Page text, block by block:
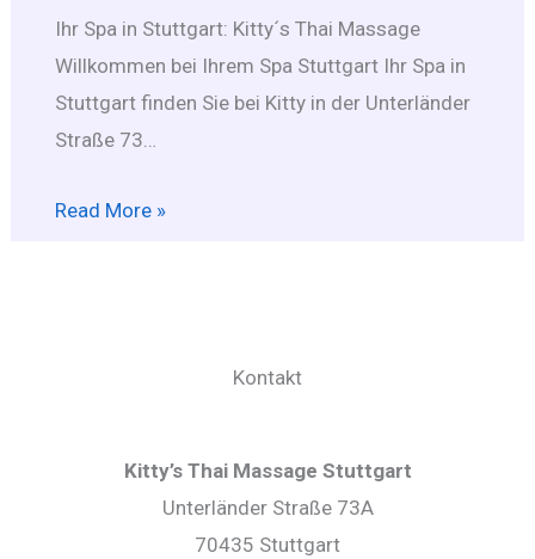
Ihr Spa in Stuttgart: Kitty´s Thai Massage
Willkommen bei Ihrem Spa Stuttgart Ihr Spa in
Stuttgart finden Sie bei Kitty in der Unterländer
Straße 73…
Read More »
Kontakt
Kitty’s Thai Massage Stuttgart
Unterländer Straße 73A
70435 Stuttgart